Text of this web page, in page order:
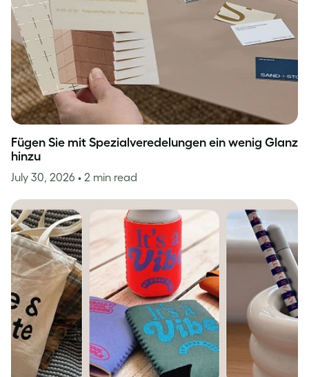
Fügen Sie mit Spezialveredelungen ein wenig Glanz
hinzu
July 30, 2026 • 2 min read